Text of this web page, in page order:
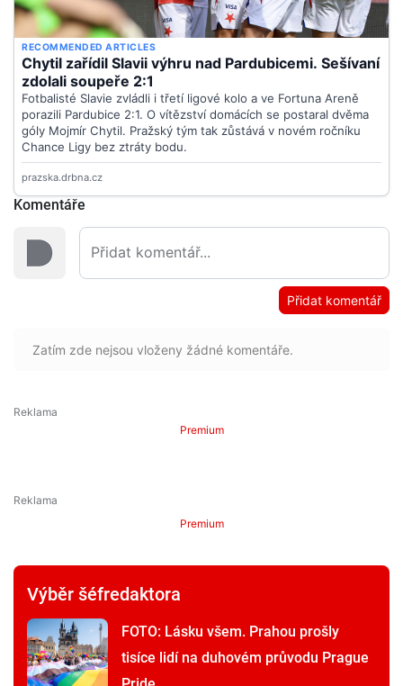
Komentáře
Přidat komentář
Zatím zde nejsou vloženy žádné komentáře.
Premium
Premium
Výběr šéfredaktora
FOTO: Lásku všem. Prahou prošly
tisíce lidí na duhovém průvodu Prague